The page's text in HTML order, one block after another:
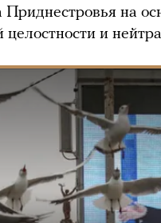
на
целостности и